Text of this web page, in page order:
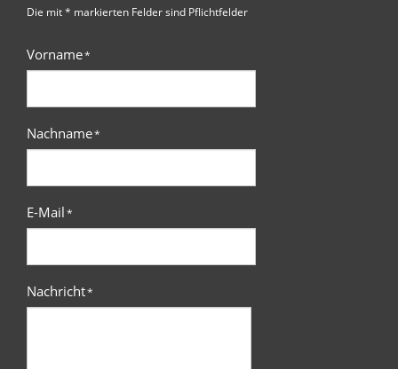
Die mit * markierten Felder sind Pflichtfelder
Vorname*
Nachname*
E-Mail*
Nachricht*